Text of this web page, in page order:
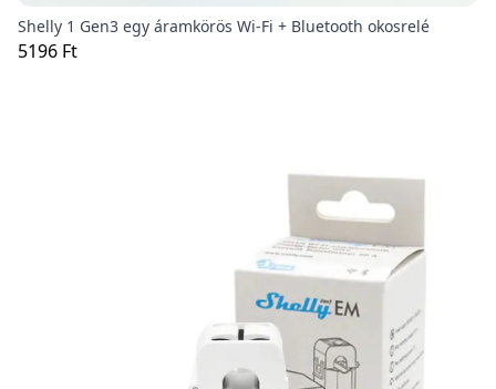
Shelly 1 Gen3 egy áramkörös Wi-Fi + Bluetooth okosrelé
5196 Ft